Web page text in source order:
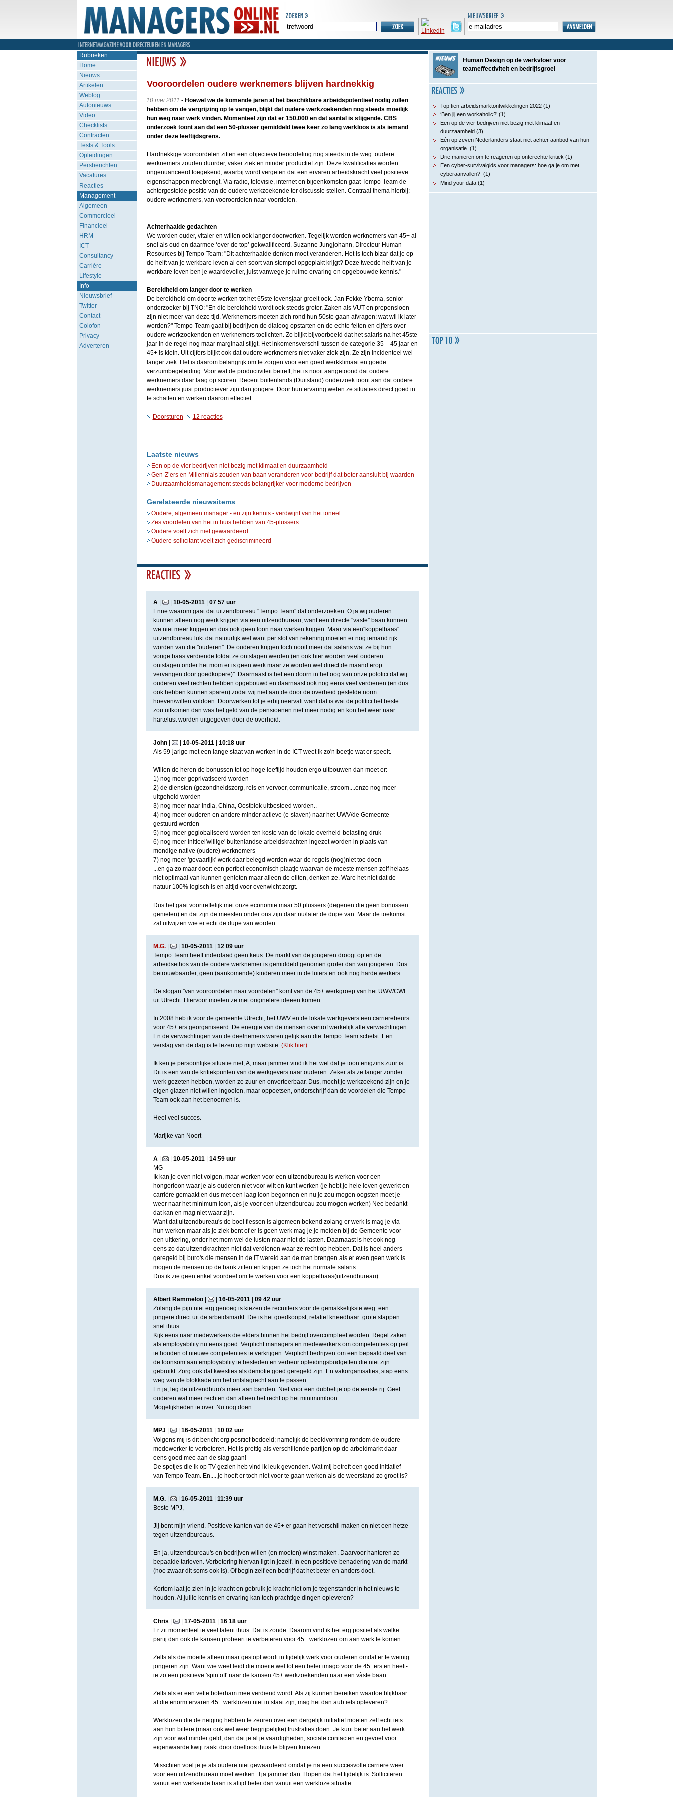
Rubrieken
Home
Nieuws
Artikelen
Weblog
Autonieuws
Video
Checklists
Contracten
Tests & Tools
Opleidingen
Persberichten
Vacatures
Reacties
Management
Algemeen
Commercieel
Financieel
HRM
ICT
Consultancy
Carrière
Lifestyle
Info
Nieuwsbrief
Twitter
Contact
Colofon
Privacy
Adverteren
Vooroordelen oudere werknemers blijven hardnekkig
10 mei 2011 - Hoewel we de komende jaren al het beschikbare arbeidspotentieel nodig zullen
hebben om de vergrijzing op te vangen, blijkt dat oudere werkzoekenden nog steeds moeilijk
hun weg naar werk vinden. Momenteel zijn dat er 150.000 en dat aantal is stijgende. CBS
onderzoek toont aan dat een 50-plusser gemiddeld twee keer zo lang werkloos is als iemand
onder deze leeftijdsgrens.
Hardnekkige vooroordelen zitten een objectieve beoordeling nog steeds in de weg: oudere
werknemers zouden duurder, vaker ziek en minder productief zijn. Deze kwalificaties worden
ongenuanceerd toegekend, waarbij wordt vergeten dat een ervaren arbeidskracht veel positieve
eigenschappen meebrengt. Via radio, televisie, internet en bijeenkomsten gaat Tempo-Team de
achtergestelde positie van de oudere werkzoekende ter discussie stellen. Centraal thema hierbij:
oudere werknemers, van vooroordelen naar voordelen.
Achterhaalde gedachten
We worden ouder, vitaler en willen ook langer doorwerken. Tegelijk worden werknemers van 45+ al
snel als oud en daarmee ‘over de top’ gekwalificeerd. Suzanne Jungjohann, Directeur Human
Resources bij Tempo-Team: "Dit achterhaalde denken moet veranderen. Het is toch bizar dat je op
de helft van je werkbare leven al een soort van stempel opgeplakt krijgt? Deze tweede helft van je
werkbare leven ben je waardevoller, juist vanwege je ruime ervaring en opgebouwde kennis."
Bereidheid om langer door te werken
De bereidheid om door te werken tot het 65ste levensjaar groeit ook. Jan Fekke Ybema, senior
onderzoeker bij TNO: "En die bereidheid wordt ook steeds groter. Zaken als VUT en prepensioen
zijn niet meer van deze tijd. Werknemers moeten zich rond hun 50ste gaan afvragen: wat wil ik later
worden?" Tempo-Team gaat bij bedrijven de dialoog opstarten en de echte feiten en cijfers over
oudere werkzoekenden en werknemers toelichten. Zo blijkt bijvoorbeeld dat het salaris na het 45ste
jaar in de regel nog maar marginaal stijgt. Het inkomensverschil tussen de categorie 35 – 45 jaar en
45+ is klein. Uit cijfers blijkt ook dat oudere werknemers niet vaker ziek zijn. Ze zijn incidenteel wel
langer ziek. Het is daarom belangrijk om te zorgen voor een goed werkklimaat en goede
verzuimbegeleiding. Voor wat de productiviteit betreft, het is nooit aangetoond dat oudere
werknemers daar laag op scoren. Recent buitenlands (Duitsland) onderzoek toont aan dat oudere
werknemers juist productiever zijn dan jongere. Door hun ervaring weten ze situaties direct goed in
te schatten en werken daarom effectief.
Doorsturen 12 reacties
Laatste nieuws
Een op de vier bedrijven niet bezig met klimaat en duurzaamheid
Gen-Z’ers en Millennials zouden van baan veranderen voor bedrijf dat beter aansluit bij waarden
Duurzaamheidsmanagement steeds belangrijker voor moderne bedrijven
Gerelateerde nieuwsitems
Oudere, algemeen manager - en zijn kennis - verdwijnt van het toneel
Zes voordelen van het in huis hebben van 45-plussers
Oudere voelt zich niet gewaardeerd
Oudere sollicitant voelt zich gediscrimineerd
A| | 10-05-2011| 07:57 uur
Enne waarom gaat dat uitzendbureau ''Tempo Team'' dat onderzoeken. O ja wij ouderen
kunnen alleen nog werk krijgen via een uitzendbureau, want een directe ''vaste'' baan kunnen
we niet meer krijgen en dus ook geen loon naar werken krijgen. Maar via een''koppelbaas''
uitzendbureau lukt dat natuurlijk wel want per slot van rekening moeten er nog iemand rijk
worden van die ''ouderen''. De ouderen krijgen toch nooit meer dat salaris wat ze bij hun
vorige baas verdiende totdat ze ontslagen werden (en ook hier worden veel ouderen
ontslagen onder het mom er is geen werk maar ze worden wel direct de maand erop
vervangen door goedkopere)''. Daarnaast is het een doorn in het oog van onze polotici dat wij
ouderen veel rechten hebben opgebouwd en daarnaast ook nog eens veel verdienen (en dus
ook hebben kunnen sparen) zodat wij niet aan de door de overheid gestelde norm
hoeven/willen voldoen. Doorwerken tot je erbij neervalt want dat is wat de politici het beste
zou uitkomen dan was het geld van de pensioenen niet meer nodig en kon het weer naar
hartelust worden uitgegeven door de overheid.
John| | 10-05-2011| 10:18 uur
Als 59-jarige met een lange staat van werken in de ICT weet ik zo'n beetje wat er speelt.
Willen de heren de bonussen tot op hoge leeftijd houden ergo uitbouwen dan moet er:
1) nog meer geprivatiseerd worden
2) de diensten (gezondheidszorg, reis en vervoer, communicatie, stroom....enzo nog meer
uitgehold worden
3) nog meer naar India, China, Oostblok uitbesteed worden..
4) nog meer ouderen en andere minder actieve (e-slaven) naar het UWV/de Gemeente
gestuurd worden
5) nog meer geglobaliseerd worden ten koste van de lokale overheid-belasting druk
6) nog meer initieel'willige' buitenlandse arbeidskrachten ingezet worden in plaats van
mondige native (oudere) werknemers
7) nog meer 'gevaarlijk' werk daar belegd worden waar de regels (nog)niet toe doen
...en ga zo maar door: een perfect economisch plaatje waarvan de meeste mensen zelf helaas
niet optimaal van kunnen genieten maar alleen de eliten, denken ze. Ware het niet dat de
natuur 100% logisch is en altijd voor evenwicht zorgt.
Dus het gaat voortreffelijk met onze economie maar 50 plussers (degenen die geen bonussen
genieten) en dat zijn de meesten onder ons zijn daar nu/later de dupe van. Maar de toekomst
zal uitwijzen wie er echt de dupe van worden.
M.G.| | 10-05-2011| 12:09 uur
Tempo Team heeft inderdaad geen keus. De markt van de jongeren droogt op en de
arbeidsethos van de oudere werknemer is gemiddeld genomen groter dan van jongeren. Dus
betrouwbaarder, geen (aankomende) kinderen meer in de luiers en ook nog harde werkers.
De slogan ''van vooroordelen naar voordelen'' komt van de 45+ werkgroep van het UWV/CWI
uit Utrecht. Hiervoor moeten ze met originelere ideeen komen.
In 2008 heb ik voor de gemeente Utrecht, het UWV en de lokale werkgevers een carrierebeurs
voor 45+ ers georganiseerd. De energie van de mensen overtrof werkelijk alle verwachtingen.
En de verwachtingen van de deelnemers waren gelijk aan die Tempo Team schetst. Een
verslag van de dag is te lezen op mijn website. (Klik hier)
Ik ken je persoonlijke situatie niet, A, maar jammer vind ik het wel dat je toon enigzins zuur is.
Dit is een van de kritiekpunten van de werkgevers naar ouderen. Zeker als ze langer zonder
werk gezeten hebben, worden ze zuur en onverteerbaar. Dus, mocht je werkzoekend zijn en je
eigen glazen niet willen ingooien, maar oppoetsen, onderschrijf dan de voordelen die Tempo
Team ook aan het benoemen is.
Heel veel succes.
Marijke van Noort
A| | 10-05-2011| 14:59 uur
MG
Ik kan je even niet volgen, maar werken voor een uitzendbureau is werken voor een
hongerloon waar je als ouderen niet voor wilt en kunt werken (je hebt je hele leven gewerkt en
carrière gemaakt en dus met een laag loon begonnen en nu je zou mogen oogsten moet je
weer naar het minimum loon, als je voor een uitzendbureau zou mogen werken) Nee bedankt
dat kan en mag niet waar zijn.
Want dat uitzendbureau's de boel flessen is algemeen bekend zolang er werk is mag je via
hun werken maar als je ziek bent of er is geen werk mag je je melden bij de Gemeente voor
een uitkering, onder het mom wel de lusten maar niet de lasten. Daarnaast is het ook nog
eens zo dat uitzendkrachten niet dat verdienen waar ze recht op hebben. Dat is heel anders
geregeld bij buro's die mensen in de IT wereld aan de man brengen als er even geen werk is
mogen de mensen op de bank zitten en krijgen ze toch het normale salaris.
Dus ik zie geen enkel voordeel om te werken voor een koppelbaas(uitzendbureau)
Albert Rammeloo| | 16-05-2011| 09:42 uur
Zolang de pijn niet erg genoeg is kiezen de recruiters voor de gemakkelijkste weg: een
jongere direct uit de arbeidsmarkt. Die is het goedkoopst, relatief kneedbaar: grote stappen
snel thuis.
Kijk eens naar medewerkers die elders binnen het bedrijf overcompleet worden. Regel zaken
als employability nu eens goed. Verplicht managers en medewerkers om competenties op peil
te houden of nieuwe competenties te verkrijgen. Verplicht bedrijven om een bepaald deel van
de loonsom aan employability te besteden en verbeur opleidingsbudgetten die niet zijn
gebruikt. Zorg ook dat kwesties als demotie goed geregeld zijn. En vakorganisaties, stap eens
weg van de blokkade om het ontslagrecht aan te passen.
En ja, leg de uitzendburo's meer aan banden. Niet voor een dubbeltje op de eerste rij. Geef
ouderen wat meer rechten dan alleen het recht op het minimumloon.
Mogelijkheden te over. Nu nog doen.
MPJ | 16-05-2011| 10:02 uur
Volgens mij is dit bericht erg positief bedoeld; namelijk de beeldvorming rondom de oudere
medewerker te verbeteren. Het is prettig als verschillende partijen op de arbeidmarkt daar
eens goed mee aan de slag gaan!
De spotjes die ik op TV gezien heb vind ik leuk gevonden. Wat mij betreft een goed initiatief
van Tempo Team. En.....je hoeft er toch niet voor te gaan werken als de weerstand zo groot is?
M.G.| | 16-05-2011| 11:39 uur
Beste MPJ,
Jij bent mijn vriend. Positieve kanten van de 45+ er gaan het verschil maken en niet een hetze
tegen uitzendbureaus.
En ja, uitzendbureau's en bedrijven willen (en moeten) winst maken. Daarvoor hanteren ze
bepaalde tarieven. Verbetering hiervan ligt in jezelf. In een positieve benadering van de markt
(hoe zwaar dit soms ook is). Of begin zelf een bedrijf dat het beter en anders doet.
Kortom laat je zien in je kracht en gebruik je kracht niet om je tegenstander in het nieuws te
houden. Al jullie kennis en ervaring kan toch prachtige dingen opleveren?
Chris | 17-05-2011| 16:18 uur
Er zit momenteel te veel talent thuis. Dat is zonde. Daarom vind ik het erg positief als welke
partij dan ook de kansen probeert te verbeteren voor 45+ werklozen om aan werk te komen.
Zelfs als die moeite alleen maar gestopt wordt in tijdelijk werk voor ouderen omdat er te weinig
jongeren zijn. Want wie weet leidt die moeite wel tot een beter imago voor de 45+ers en heeft-
ie zo een positieve 'spin off' naar de kansen 45+ werkzoekenden naar een vàste baan.
Zelfs als er een vette boterham mee verdiend wordt. Als zij kunnen bereiken waartoe blijkbaar
al die enorm ervaren 45+ werklozen niet in staat zijn, mag het dan aub iets opleveren?
Werklozen die de neiging hebben te zeuren over een dergelijk initiatief moeten zelf echt iets
aan hun bittere (maar ook wel weer begrijpelijke) frustraties doen. Je kunt beter aan het werk
zijn voor wat minder geld, dan dat je al je vaardigheden, sociale contacten en gevoel voor
eigenwaarde kwijt raakt door doelloos thuis te blijven kniezen.
Misschien voel je je als oudere niet gewaardeerd omdat je na een succesvolle carriere weer
voor een uitzendbureau moet werken. Tja jammer dan. Hopen dat het tijdelijk is. Solliciteren
vanuit een werkende baan is altijd beter dan vanuit een werkloze situatie.
Human Design op de werkvloer voor
teameffectiviteit en bedrijfsgroei
Top tien arbeidsmarktontwikkelingen 2022 (1)
‘Ben jij een workaholic?’ (1)
Een op de vier bedrijven niet bezig met klimaat en
duurzaamheid (3)
Eén op zeven Nederlanders staat niet achter aanbod van hun
organisatie (1)
Drie manieren om te reageren op onterechte kritiek (1)
Een cyber-survivalgids voor managers: hoe ga je om met
cyberaanvallen? (1)
Mind your data (1)